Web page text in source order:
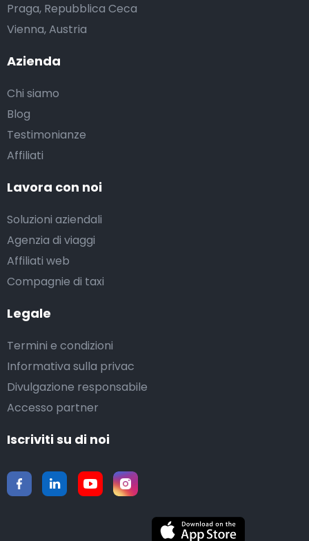
Azienda
Chi siamo
Blog
Testimonianze
Affiliati
Lavora con noi
Soluzioni aziendali
Agenzia di viaggi
Affiliati web
Compagnie di taxi
Legale
Termini e condizioni
Informativa sulla privac
Divulgazione responsabile
Accesso partner
Praga, Repubblica Ceca
Vienna, Austria
Iscriviti su di noi